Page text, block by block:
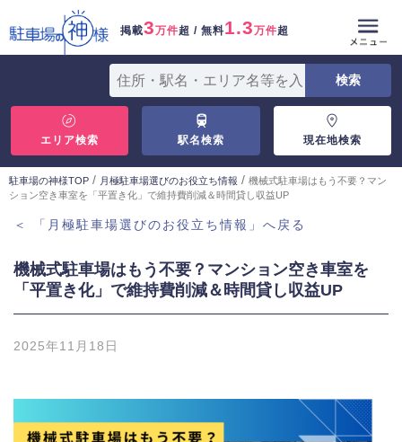
掲載3万件超 / 無料1.3万件超
エリア検索 駅名検索 現在地検索
駐車場の神様TOP / 月極駐車場選びのお役立ち情報 / 機械式駐車場はもう不要？マン
ション空き車室を「平置き化」で維持費削減＆時間貸し収益UP
＜ 「月極駐車場選びのお役立ち情報」へ戻る
機械式駐車場はもう不要？マンション空き車室を
「平置き化」で維持費削減＆時間貸し収益UP
2025年11月18日